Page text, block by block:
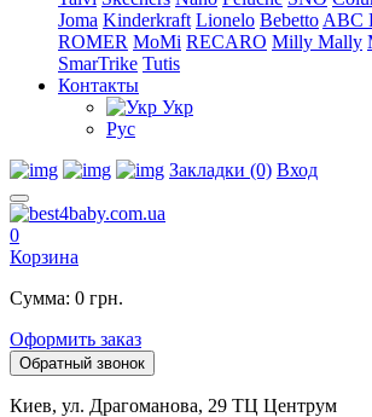
Joma Kinderkraft Lionelo Bebetto ABC
ROMER MoMi RECARO Milly Mally
SmarTrike Tutis
Контакты
Укр
Рус
Закладки (0) Вход
0
Корзина
Сумма: 0 грн.
Оформить заказ
Обратный звонок
Киев, ул. Драгоманова, 29 ТЦ Центрум